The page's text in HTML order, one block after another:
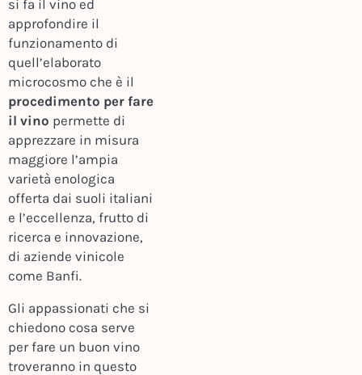
si fa il vino ed
approfondire il
funzionamento di
quell’elaborato
microcosmo che è il
procedimento per fare
il vino permette di
apprezzare in misura
maggiore l’ampia
varietà enologica
offerta dai suoli italiani
e l’eccellenza, frutto di
ricerca e innovazione,
di aziende vinicole
come Banfi.
Gli appassionati che si
chiedono cosa serve
per fare un buon vino
troveranno in questo